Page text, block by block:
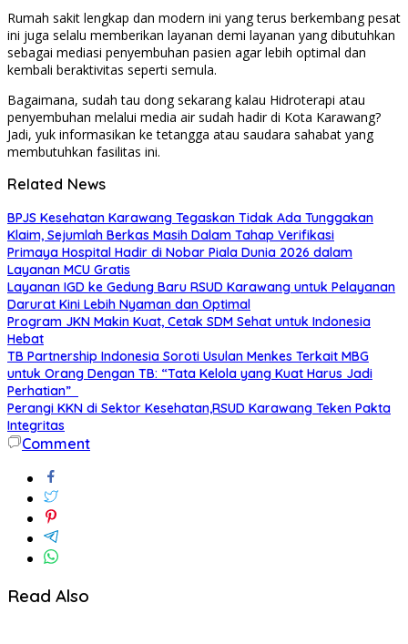
Rumah sakit lengkap dan modern ini yang terus berkembang pesat
ini juga selalu memberikan layanan demi layanan yang dibutuhkan
sebagai mediasi penyembuhan pasien agar lebih optimal dan
kembali beraktivitas seperti semula.
Bagaimana, sudah tau dong sekarang kalau Hidroterapi atau
penyembuhan melalui media air sudah hadir di Kota Karawang?
Jadi, yuk informasikan ke tetangga atau saudara sahabat yang
membutuhkan fasilitas ini.
Related News
BPJS Kesehatan Karawang Tegaskan Tidak Ada Tunggakan
Klaim, Sejumlah Berkas Masih Dalam Tahap Verifikasi
Primaya Hospital Hadir di Nobar Piala Dunia 2026 dalam
Layanan MCU Gratis
Layanan IGD ke Gedung Baru RSUD Karawang untuk Pelayanan
Darurat Kini Lebih Nyaman dan Optimal
Program JKN Makin Kuat, Cetak SDM Sehat untuk Indonesia
Hebat
TB Partnership Indonesia Soroti Usulan Menkes Terkait MBG
untuk Orang Dengan TB: “Tata Kelola yang Kuat Harus Jadi
Perhatian”
Perangi KKN di Sektor Kesehatan,RSUD Karawang Teken Pakta
Integritas
Comment
Read Also